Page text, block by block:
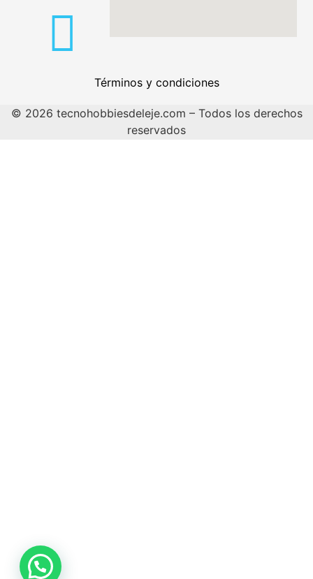
Términos y condiciones
© 2026 tecnohobbiesdeleje.com – Todos los derechos
reservados